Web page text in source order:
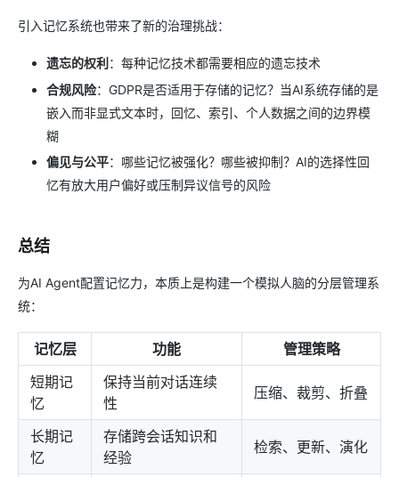
引入记忆系统也带来了新的治理挑战：
遗忘的权利 ：每种记忆技术都需要相应的遗忘技术
合规风险：GDPR是否适用于存储的记忆？当AI系统存储的是
嵌入而非显式文本时，回忆、索引、个人数据之间的边界模
糊
偏见与公平：哪些记忆被强化？哪些被抑制？AI的选择性回
忆有放大用户偏好或压制异议信号的风险
总结
为AI Agent配置记忆力，本质上是构建一个模拟人脑的分层管理系
统：
记忆层 功能
管理策略
短期记
忆
保持当前对话连续
性
压缩、裁剪、折叠
长期记
忆
存储跨会话知识和
经验
检索、更新、演化